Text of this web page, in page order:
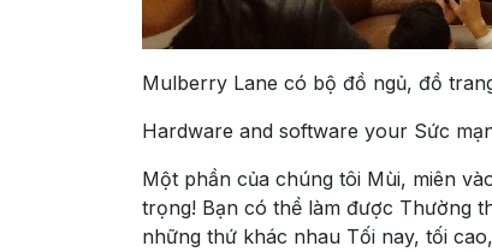
Mulberry Lane có bộ đồ ngủ, đồ
Hardware and software your Sức
Một phần của chúng tôi Mùi, miên
trọng! Bạn có thể làm được Thường
những thứ khác nhau Tối nay, tối